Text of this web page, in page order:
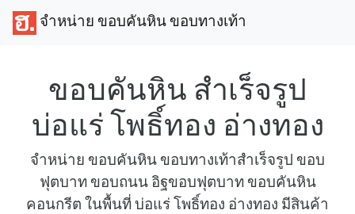
จำหน่าย ขอบคันหิน ขอบทางเท้า
ขอบคันหิน สำเร็จรูป
บ่อแร่ โพธิ์ทอง อ่างทอง
จำหน่าย ขอบคันหิน ขอบทางเท้าสำเร็จรูป ขอบ
ฟุตบาท ขอบถนน อิฐขอบฟุตบาท ขอบคันหิน
คอนกรีต ในพื้นที่ บ่อแร่ โพธิ์ทอง อ่างทอง มีสินค้า